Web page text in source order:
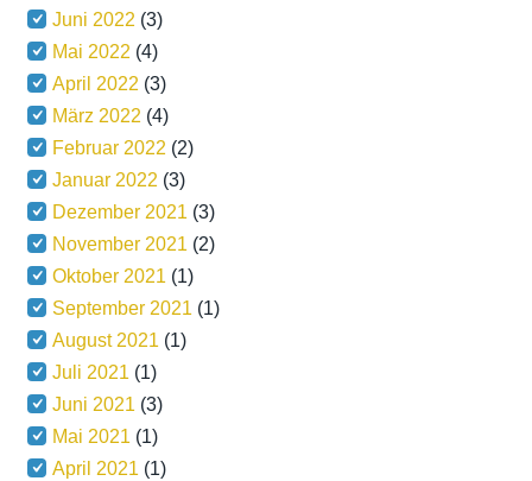
Juni 2022 (3)
Mai 2022 (4)
April 2022 (3)
März 2022 (4)
Februar 2022 (2)
Januar 2022 (3)
Dezember 2021 (3)
November 2021 (2)
Oktober 2021 (1)
September 2021 (1)
August 2021 (1)
Juli 2021 (1)
Juni 2021 (3)
Mai 2021 (1)
April 2021 (1)